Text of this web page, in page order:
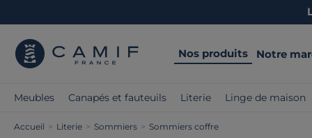
Nos produits Notre
Meubles Canapés et fauteuils Literie Linge de maison
Accueil > Literie > Sommiers > Sommiers coffre